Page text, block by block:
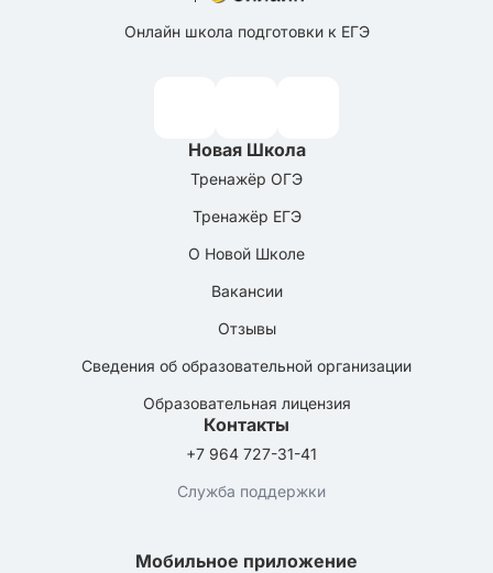
Онлайн школа подготовки к ЕГЭ
Новая Школа
Тренажёр ОГЭ
Тренажёр ЕГЭ
О Новой Школе
Вакансии
Отзывы
Сведения об образовательной организации
Образовательная лицензия
Контакты
+7 964 727-31-41
Служба поддержки
Мобильное приложение